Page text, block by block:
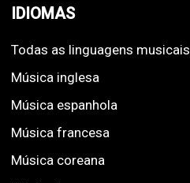
IDIOMAS
Todas as linguagens musicais
Música inglesa
Música espanhola
Música francesa
Música coreana